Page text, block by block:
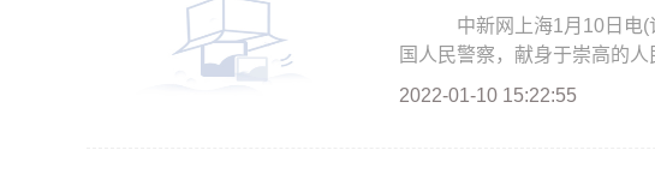
中新网上海1月10日电(
国人民警察，献身于崇高的人
2022-01-10 15:22:55